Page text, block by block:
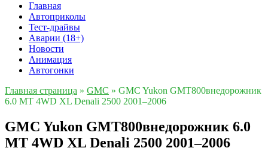
Главная
Автоприколы
Тест-драйвы
Аварии (18+)
Новости
Анимация
Автогонки
Главная страница » GMC » GMC Yukon GMT800внедорожник
6.0 MT 4WD XL Denali 2500 2001–2006
GMC Yukon GMT800внедорожник 6.0
MT 4WD XL Denali 2500 2001–2006